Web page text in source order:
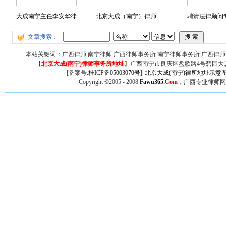
大成南宁主任李安华律 北京大成（南宁）律师 聘请法律顾问
文章搜索：
本站关键词：广西律师 南宁律师 广西律师事务所 南宁律师事务所 广西律
【北京大成(南宁)律师事务所地址】广西南宁市良庆区盘歌路4号碧园
[备案号:桂ICP备05003070号]| 北京大成(南宁)律所地址示意
Copyright ©2005 - 2008 Fawu365.Com，广西专业律师